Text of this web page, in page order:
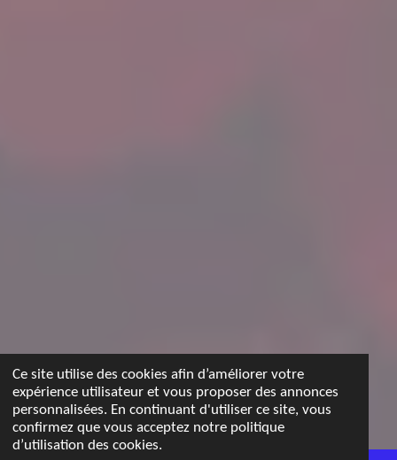
Ce site utilise des cookies afin d’améliorer votre
expérience utilisateur et vous proposer des annonces
personnalisées. En continuant d'utiliser ce site, vous
confirmez que vous acceptez notre politique
d’utilisation des cookies.